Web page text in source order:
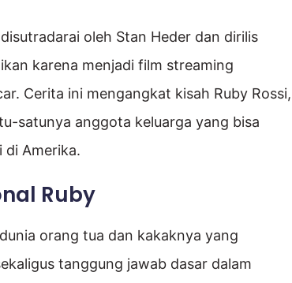
oleh Stan Heder dan dirilis
karena menjadi film streaming
Cerita ini mengangkat kisah Ruby Rossi,
satunya anggota keluarga yang bisa
di Amerika.
Ruby
orang tua dan kakaknya yang
tanggung jawab dasar dalam